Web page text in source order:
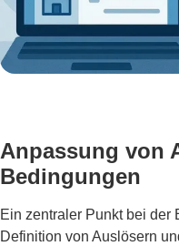
Anpassung von
Bedingungen
Ein zentraler Punkt bei der
Definition von Auslösern